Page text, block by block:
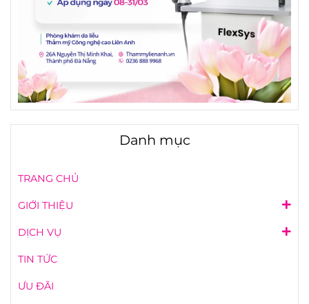
Danh mục
TRANG CHỦ
GIỚI THIỆU
DỊCH VỤ
TIN TỨC
ƯU ĐÃI